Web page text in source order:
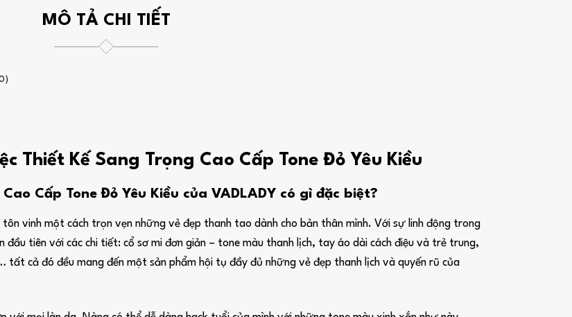
MÔ TẢ CHI TIẾT
Thiết Kế Sang Trọng Cao Cấp Tone Đỏ Yêu Kiều
Cấp Tone Đỏ Yêu Kiều của VADLADY có gì đặc biệt?
vinh một cách trọn vẹn những vẻ đẹp thanh tao dành cho bản thân mình. Với sự linh động trong
tiên với các chi tiết: cổ sơ mi đơn giản – tone màu thanh lịch, tay áo dài cách điệu và trẻ trung,
cả đó đều mang đến một sản phẩm hội tụ đầy đủ những vẻ đẹp thanh lịch và quyến rũ của